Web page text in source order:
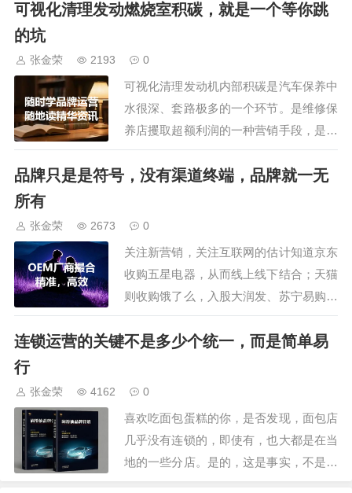
们的教育系统，老师也仅仅是一个职业，
加盟费，…
可视化清理发动燃烧室积碳，就是一个等你跳
的坑
张金荣 2193 0
可视化清理发动机内部积碳是汽车保养中
水很深、套路极多的一个环节。是维修保
养店攫取超额利润的一种营销手段，是日
常保养时需要避的大坑。积碳是燃油和机
油在发动机高温部件（如节气门、进气
是正常现象，是…
品牌只是是符号，没有渠道终端，品牌就一无
所有
张金荣 2673 0
关注新营销，关注互联网的估计知道京东
收购五星电器，从而线上线下结合；天猫
则收购饿了么，入股大润发、苏宁易购、
高鑫零售，打造无人售货、也是为了夯实
企业基础；小米大力开拓线下门店，小米
后，这几年也…
连锁运营的关键不是多少个统一，而是简单易
行
张金荣 4162 0
喜欢吃面包蛋糕的你，是否发现，面包店
几乎没有连锁的，即使有，也大都是在当
地的一些分店。是的，这是事实，不是你